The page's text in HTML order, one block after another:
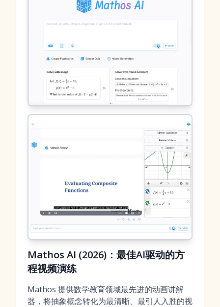
Mathos AI (2026)：最佳AI驱动的方
程视频演练
Mathos 提供数学教育领域最先进的动画讲解
器，将抽象概念转化为最清晰、最引人入胜的视